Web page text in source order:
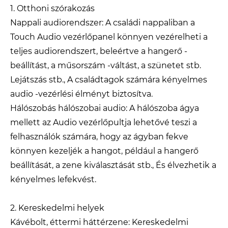
1. Otthoni szórakozás
Nappali audiorendszer: A családi nappaliban a
Touch Audio vezérlőpanel könnyen vezérelheti a
teljes audiorendszert, beleértve a hangerő -
beállítást, a műsorszám -váltást, a szünetet stb.
Lejátszás stb., A családtagok számára kényelmes
audio -vezérlési élményt biztosítva.
Hálószobás hálószobai audio: A hálószoba ágya
mellett az Audio vezérlőpultja lehetővé teszi a
felhasználók számára, hogy az ágyban fekve
könnyen kezeljék a hangot, például a hangerő
beállítását, a zene kiválasztását stb., És élvezhetik a
kényelmes lefekvést.
2. Kereskedelmi helyek
Kávébolt, éttermi háttérzene: Kereskedelmi